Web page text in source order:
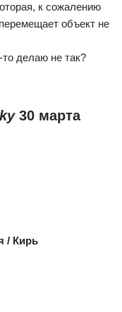
к сожалению
объект не
делаю не так?
30 марта
/ Кирь